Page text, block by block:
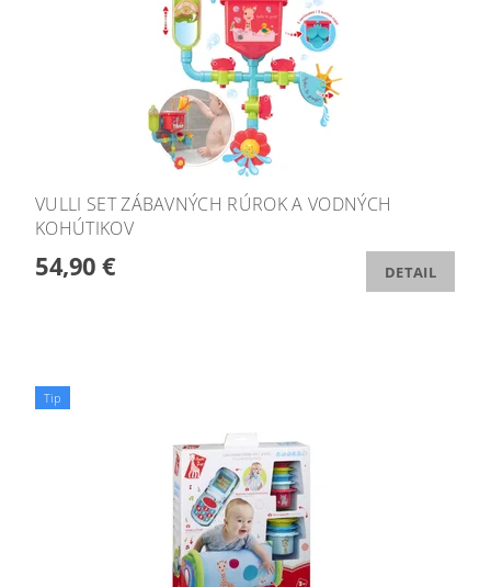
VULLI SET ZÁBAVNÝCH RÚROK A VODNÝCH
KOHÚTIKOV
54,90 € DETAIL
Tip